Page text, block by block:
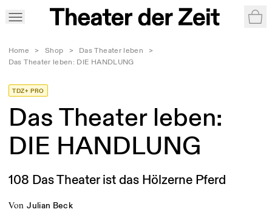
Home > Shop > Das Theater leben
>
Das Theater leben: DIE HANDLUNG
TDZ+ PRO
Das Theater leben:
DIE HANDLUNG
108 Das Theater ist das Hölzerne Pferd
von Julian Beck